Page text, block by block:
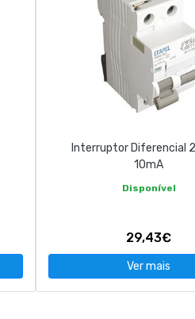
Interruptor Diferencial
10mA
Disponível
29,43€
Ver mais